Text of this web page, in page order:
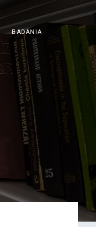
OTWIERA
SIĘ
W
NOWEJ
BADANIA